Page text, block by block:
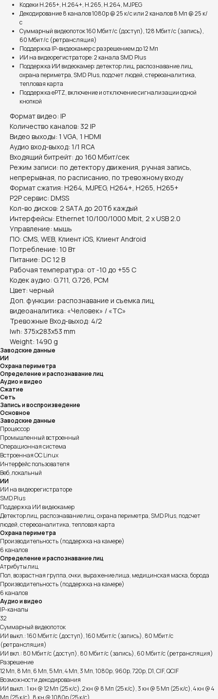
Кодеки H.265+, H.264+, H.265, H.264, MJPEG
Декодирование 8 каналов 1080p @ 25 к/с или 2 каналов 8 Мп @ 25 к/
с
Суммарный видеопоток 160 Мбит/с (доступ), 128 Мбит/с (запись),
60 Мбит/с (ретрансляция)
Поддержка IP-видеокамер с разрешением до 12 Мп
ИИ на видеорегистраторе: 2 канала SMD Plus
Поддержка ИИ видеокамер: детектор лиц, распознавание лиц,
охрана периметра, SMD Plus, подсчет людей, стереоаналитика,
тепловая карта
Поддержка ePTZ, включение и отключение сигнализации одной
кнопкой
Формат видео: IP
Количество каналов: 32 IP
Видео выходы: 1 VGA, 1 HDMI
Аудио вход-выход: 1/1 RCA
Входящий битрейт: до 160 Мбит/сек
Режим записи: по детектору движения, ручная запись,
непрерывная, по расписанию, по тревожному входу
Формат сжатия: H264, MJPEG, H264+, H265, H265+
P2P сервис: DMSS
Кол-во дисков: 2 SATA до 20Тб каждый
Интерфейсы: Ethernet 10/100/1000 Mbit, 2 x USB 2.0
Управление: мышь
ПО: CMS, WEB, Клиент iOS, Клиент Android
Потребление: 10 Вт
Питание: DC 12 В
Рабочая температура: от -10 до +55 С
Кодек аудио: G.711, G.726, PCM
Цвет: черный
Доп. функции: распознавание и съемка лиц,
видеоаналитика: «Человек» / «ТС»
Тревожные Вход-выход: 4/2
lwh: 375x283x53 mm
Weight: 1490 g
Заводские данные
ИИ
Охрана периметра
Определение и распознавание лиц
Аудио и видео
Сжатие
Сеть
Запись и воспроизведение
Основное
Заводские данные
Процессор
Промышленный встроенный
Операционная система
Встроенная ОС Linux
Интерфейс пользователя
Веб, локальный
ИИ
ИИ на видеорегистраторе
SMD Plus
Поддержка ИИ видеокамер
Детектор лиц, распознавание лиц, охрана периметра, SMD Plus, подсчет
людей, стереоаналитика, тепловая карта
Охрана периметра
Производительность (поддержка на камере)
6 каналов
Определение и распознавание лиц
Атрибуты лиц
Пол, возрастная группа, очки, выражение лица, медицинская маска, борода
Производительность (поддержка на камере)
6 каналов
Аудио и видео
IP-каналы
32
Суммарный видеопоток
ИИ выкл.: 160 Мбит/с (доступ), 160 Мбит/с (запись), 80 Мбит/с
(ретрансляция)
ИИ вкл.: 80 Мбит/с (доступ), 80 Мбит/с (запись), 60 Мбит/с (ретрансляция)
Разрешение
12 Мп, 8 Мп, 6 Мп, 5 Мп, 4 Мп, 3 Мп, 1080p, 960p, 720p, D1, CIF, QCIF
Возможности декодирования
ИИ выкл.: 1 кн @ 12 Мп (25 к/с), 2 кн @ 8 Мп (25 к/с), 3 кн @ 5 Мп (25 к/с), 4 кн @ 4